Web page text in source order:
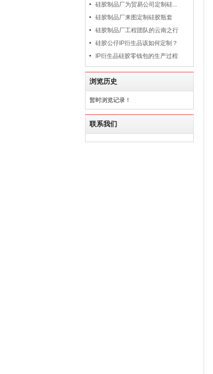
硅胶制品厂为贸易公司定制硅...
硅胶制品厂来图定制硅胶瓶套
硅胶制品厂工程团队的云南之行
硅胶公仔IP衍生品该如何定制？
IP衍生品硅胶零钱包的生产过程
浏览历史
暂时浏览记录！
联系我们